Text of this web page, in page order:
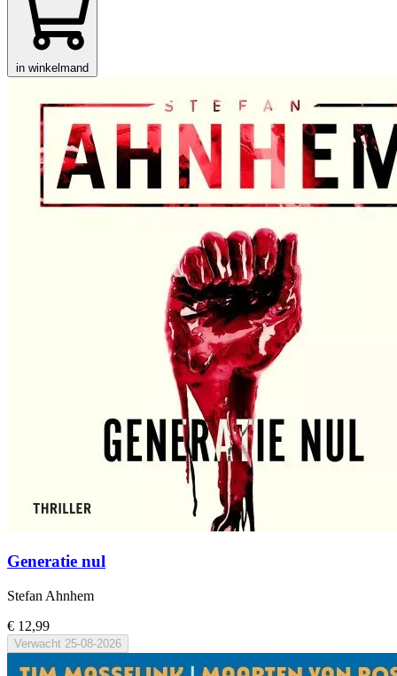
in winkelmand
Generatie nul
Stefan Ahnhem
€ 12,99
Verwacht 25-08-2026